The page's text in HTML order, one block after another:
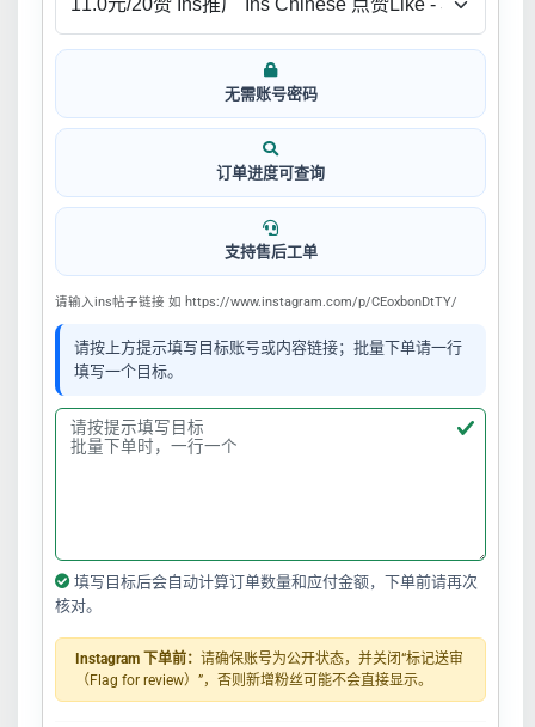
无需账号密码
订单进度可查询
支持售后工单
请输入ins帖子链接 如 https://www.instagram.com/p/CEoxbonDtTY/
请按上方提示填写目标账号或内容链接；批量下单请一行
填写一个目标。
填写目标后会自动计算订单数量和应付金额，下单前请再次
核对。
Instagram 下单前： 请确保账号为公开状态，并关闭“标记送审
（Flag for review）”，否则新增粉丝可能不会直接显示。